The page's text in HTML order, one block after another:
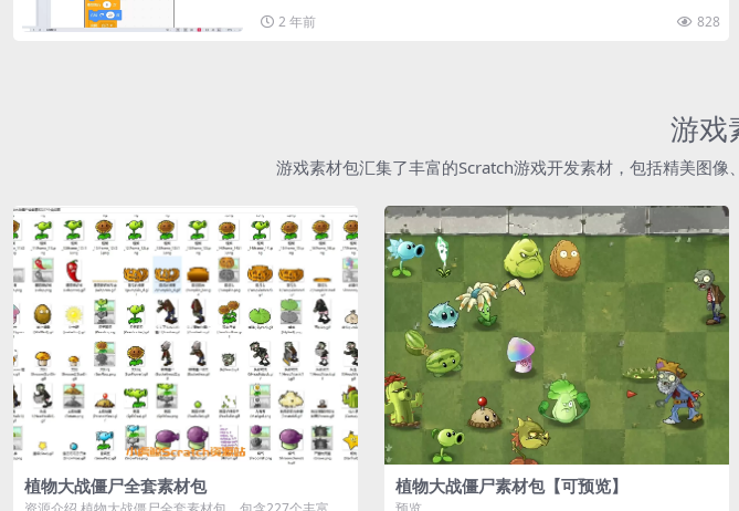
2 年前 828
游戏
游戏素材包汇集了丰富的Scratch游戏开发素材，包括精美图像
植物大战僵尸全套素材包 植物大战僵尸素材包【可预览】